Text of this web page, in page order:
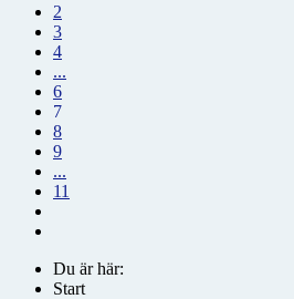
2
3
4
...
6
7
8
9
...
11
Du är här:
Start